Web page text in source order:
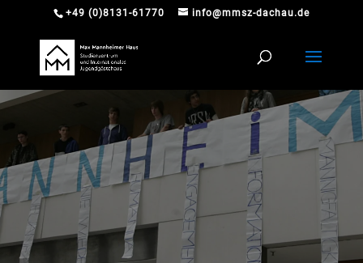
+49 (0)8131-61770 info@mmsz-dachau.de